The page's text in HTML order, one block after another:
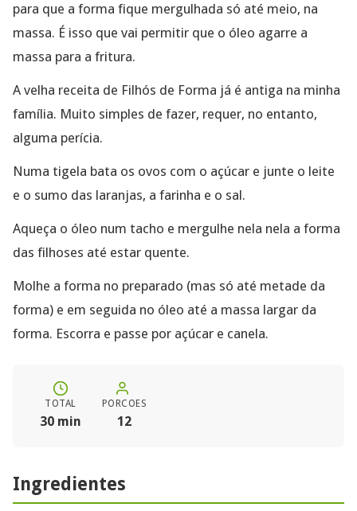
para que a forma fique mergulhada só até meio, na
massa. É isso que vai permitir que o óleo agarre a
massa para a fritura.
A velha receita de Filhós de Forma já é antiga na minha
família. Muito simples de fazer, requer, no entanto,
alguma perícia.
Numa tigela bata os ovos com o açúcar e junte o leite
e o sumo das laranjas, a farinha e o sal.
Aqueça o óleo num tacho e mergulhe nela nela a forma
das filhoses até estar quente.
Molhe a forma no preparado (mas só até metade da
forma) e em seguida no óleo até a massa largar da
forma. Escorra e passe por açúcar e canela.
TOTAL
30 min
PORCOES
12
Ingredientes